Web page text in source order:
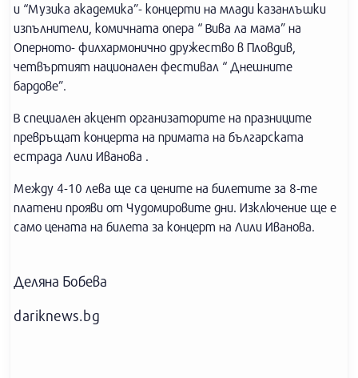
и “Музика академика”- концерти на млади казанлъшки
изпълнители, комичната опера “ Вива ла мама” на
Оперното- филхармонично дружество в Пловдив,
четвъртият национален фестивал “ Днешните
бардове”.
В специален акцент организаторите на празниците
превръщат концерта на примата на българската
естрада Лили Иванова .
Между 4-10 лева ще са цените на билетите за 8-те
платени прояви от Чудомировите дни. Изключение ще е
само цената на билета за концерт на Лили Иванова.
Деляна Бобева
dariknews.bg